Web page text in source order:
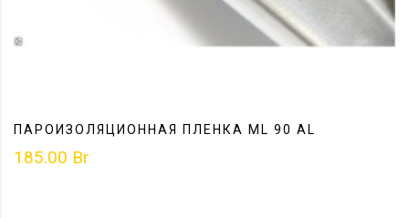
ПАРОИЗОЛЯЦИОННАЯ ПЛЕНКА ML 90 AL
185.00 Br